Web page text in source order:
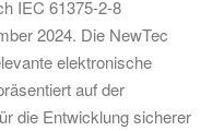
IEC 61375-2-8
2024. Die NewTec
elektronische
auf der
die Entwicklung sicherer